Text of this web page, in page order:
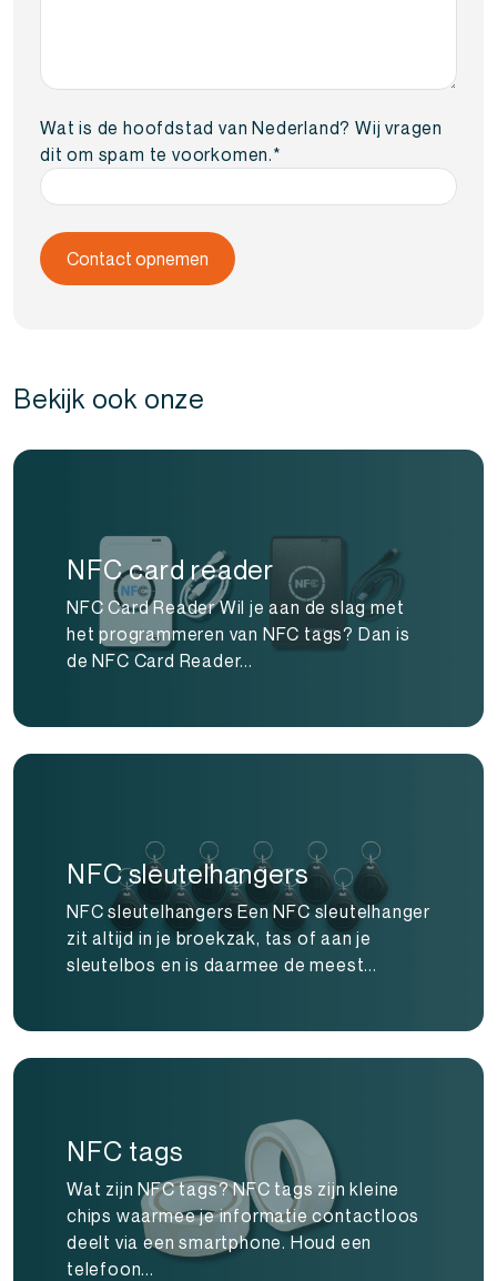
Wat is de hoofdstad van Nederland? Wij vragen
dit om spam te voorkomen.*
Bekijk ook onze
NFC card reader
NFC Card Reader Wil je aan de slag met
het programmeren van NFC tags? Dan is
de NFC Card Reader...
NFC sleutelhangers
NFC sleutelhangers Een NFC sleutelhanger
zit altijd in je broekzak, tas of aan je
sleutelbos en is daarmee de meest...
NFC tags
Wat zijn NFC tags? NFC tags zijn kleine
chips waarmee je informatie contactloos
deelt via een smartphone. Houd een
telefoon...